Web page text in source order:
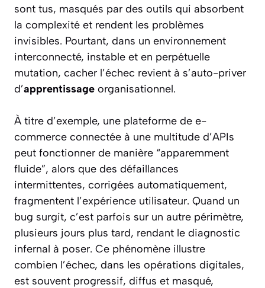
sont tus, masqués par des outils qui absorbent
la complexité et rendent les problèmes
invisibles. Pourtant, dans un environnement
interconnecté, instable et en perpétuelle
mutation, cacher l’échec revient à s’auto-priver
d’apprentissage organisationnel.
À titre d’exemple, une plateforme de e-
commerce connectée à une multitude d’APIs
peut fonctionner de manière “apparemment
fluide”, alors que des défaillances
intermittentes, corrigées automatiquement,
fragmentent l’expérience utilisateur. Quand un
bug surgit, c’est parfois sur un autre périmètre,
plusieurs jours plus tard, rendant le diagnostic
infernal à poser. Ce phénomène illustre
combien l’échec, dans les opérations digitales,
est souvent progressif, diffus et masqué,